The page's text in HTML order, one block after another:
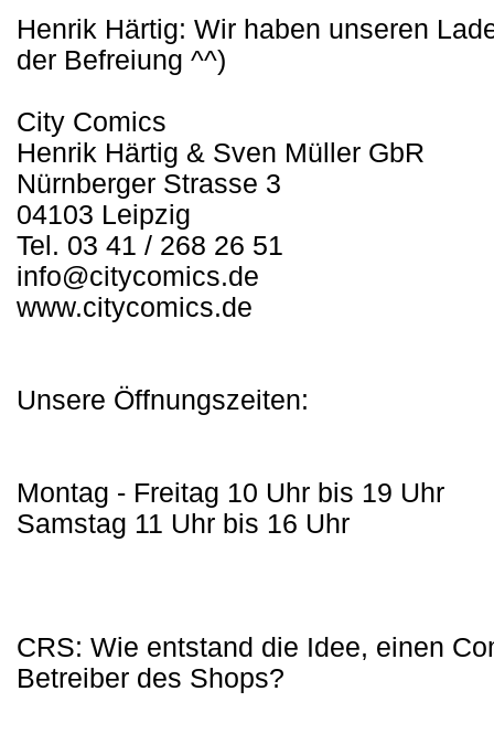
Henrik Härtig: Wir haben unseren
der Befreiung ^^)
City Comics
Henrik Härtig & Sven Müller GbR
Nürnberger Strasse 3
04103 Leipzig
Tel. 03 41 / 268 26 51
info@citycomics.de
www.citycomics.de
Unsere Öffnungszeiten:
Montag - Freitag 10 Uhr bis 19 Uhr
Samstag 11 Uhr bis 16 Uhr
CRS: Wie entstand die Idee, einen
Betreiber des Shops?